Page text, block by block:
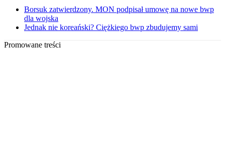
Borsuk zatwierdzony. MON podpisał umowę na nowe bwp
dla wojska
Jednak nie koreański? Ciężkiego bwp zbudujemy sami
Promowane treści